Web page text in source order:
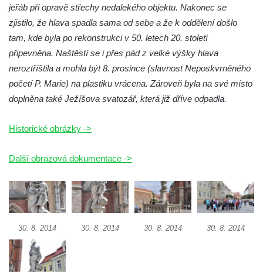
Socha vodníka na trase naučné stezky v
Srbské Kamenici
Sousoší dětí u obecního úřadu v Janově
Socha Andromedé u pavilonu Reinerovy
fresky v Duchcově
v Duchcově
Duchcově
Socha Afrodité u pavilonu Reinerovy fresky
v Duchcově
Duchcově
Delfín na Sfingovém rybníku v zámeckém
parku v Duchcově
jeřáb při opravě střechy nedalekého objektu. Nakonec se
zjistilo, že hlava spadla sama od sebe a že k oddělení došlo
tam, kde byla po rekonstrukci v 50. letech 20. století
připevněna. Naštěstí se i přes pád z velké výšky hlava
neroztříštila a mohla být 8. prosince (slavnost Neposkvrněného
početí P. Marie) na plastiku vrácena. Zároveň byla na své místo
doplněna také Ježíšova svatozář, která již dříve odpadla.
Historické obrázky ->
Další obrazová dokumentace ->
30. 8. 2014 30. 8. 2014 30. 8. 2014 30. 8. 2014